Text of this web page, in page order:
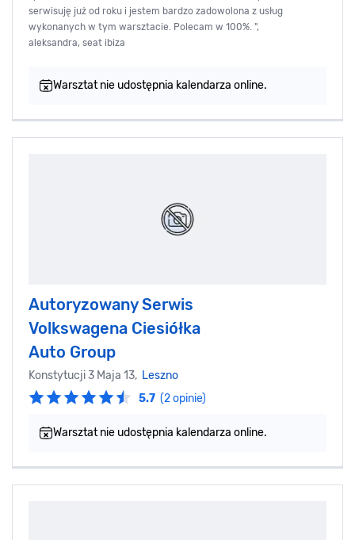
serwisuję już od roku i jestem bardzo zadowolona z usług
wykonanych w tym warsztacie. Polecam w 100%. ",
aleksandra, seat ibiza
Warsztat nie udostępnia kalendarza online.
Autoryzowany Serwis
Volkswagena Ciesiółka
Auto Group
Konstytucji 3 Maja 13, Leszno
5.7 (2 opinie)
Warsztat nie udostępnia kalendarza online.